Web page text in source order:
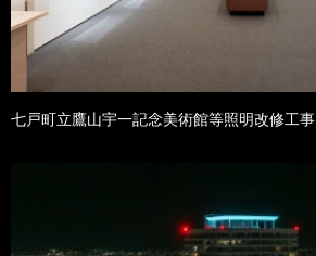
七戸町立鷹山宇一記念美術館等照明改修工事